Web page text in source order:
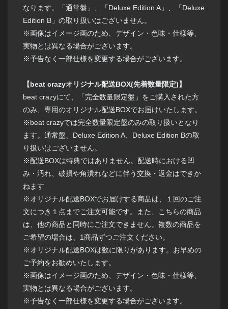
なります。「通常盤」、「Deluxe Edition A」、「Deluxe
Edition B」の取り扱いはございません。
※画像はイメージ画のため、デザイン・色味・仕様等、
実物とは異なる場合がございます。
※予告なく一部仕様を変更する場合がございます。
【beat crazyオリジナル配送BOX(先着数量限定)】
beat crazyにて、「完全数量限定盤」をご購入された方
のみ、専用のオリジナル配送BOXでお届けいたします。
※beat crazyでは完全数量限定盤のみの取り扱いとなり
ます。通常盤、Deluxe Edition A、Deluxe Edition Bの取
り扱いはございません。
※配送BOXは特典ではありません。配送時における凹
み・汚れ、破損や角潰れなどに伴う交換・返金はできか
ねます
※オリジナル配送BOXでお届けする商品は、１回のご注
文につき１点までご注文可能です。また、こちらの商品
は、他の商品と同時にご注文できません。複数の商品を
ご希望の場合は、1商品ずつご注文ください。
※オリジナル配送BOXは数に限りがあります。お早めの
ご予約をお勧めいたします。
※画像はイメージ画のため、デザイン・色味・仕様等、
実物とは異なる場合がございます。
※予告なく一部仕様を変更する場合がございます。